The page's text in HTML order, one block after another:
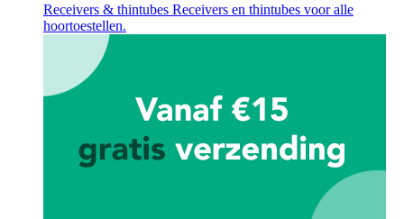
Receivers & thintubes Receivers en thintubes voor alle
hoortoestellen.